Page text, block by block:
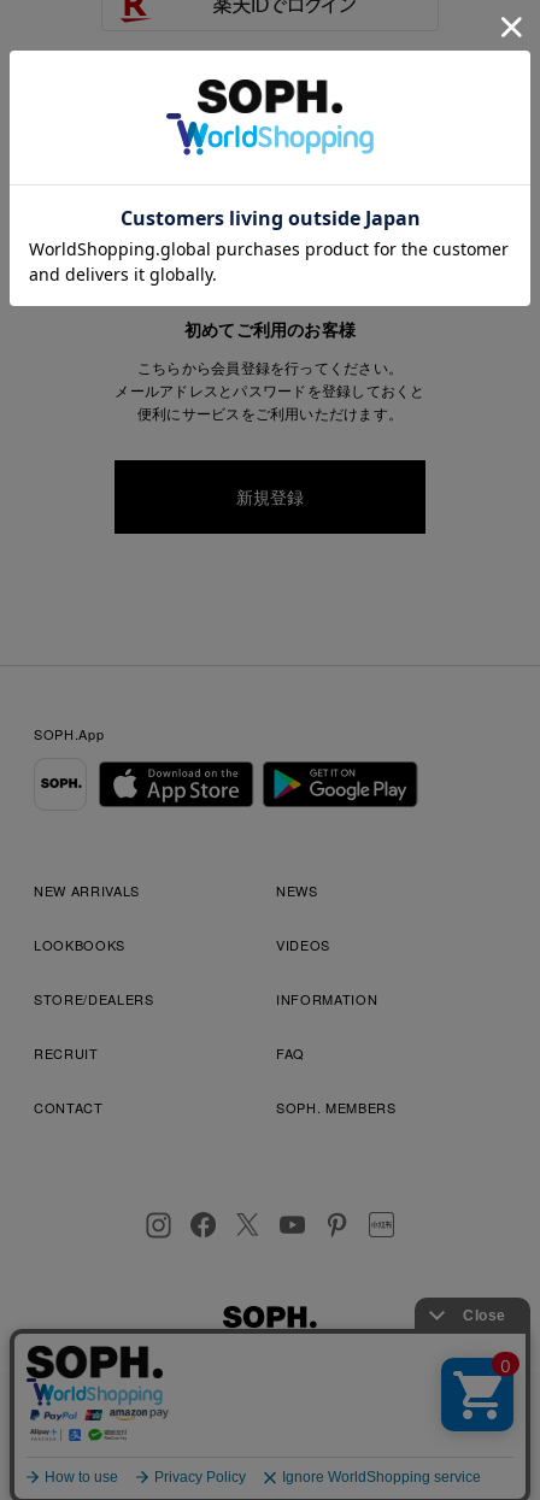
楽天IDをお持ちで、当ストアのアカウントを
お持ちでないお客様はこちらより
会員登録いただけます。
初めてご利用のお客様
こちらから会員登録を行ってください。
メールアドレスとパスワードを登録しておくと
便利にサービスをご利用いただけます。
SOPH.App
NEW ARRIVALS NEWS
LOOKBOOKS VIDEOS
STORE/DEALERS INFORMATION
RECRUIT FAQ
CONTACT SOPH. MEMBERS
プライバシーポリシー
店舗受取サービス
お客様により良いサービスを提供するため、cookie(クッキー)を
使用することがございます。 詳しくは
プライバシーポリシーを
ご確認ください。
OK